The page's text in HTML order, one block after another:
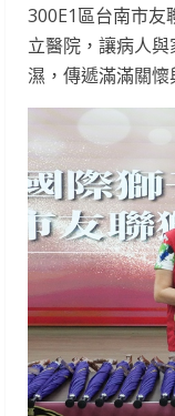
300E1區台南市友
立醫院，讓病人
濕，傳遞滿滿關懷